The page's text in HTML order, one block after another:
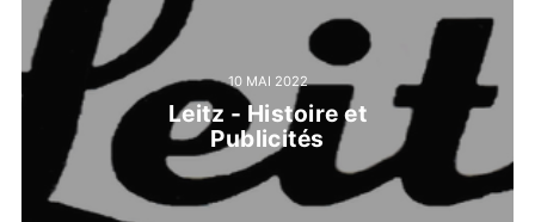
10 MAI 2022
Leitz - Histoire et
Publicités